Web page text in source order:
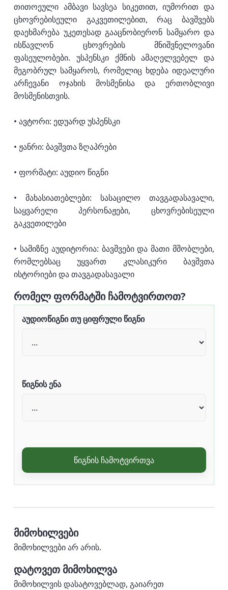
თითოეული ამბავი სავსეა სიკეთით, იუმორით და
ცხოვრებისეული გაკვეთილებით, რაც ბავშვებს
დაეხმარება უკეთესად გააცნობიერონ სამყარო და
ისწავლონ ცხოვრების მნიშვნელოვანი
ფასეულობები. უსპენსკი ქმნის ამაღელვებელ და
მეგობრულ სამყაროს, რომელიც ხდება იდეალური
არჩევანი ოჯახის მოსმენისა და ერთობლივი
მოსმენისთვის.
• ავტორი: ედუარდ უსპენსკი
• ჟანრი: ბავშვთა ზღაპრები
• ფორმატი: აუდიო წიგნი
• მახასიათებლები: სასაცილო თავგადასავალი,
საყვარელი პერსონაჟები, ცხოვრებისეული
გაკვეთილები
• სამიზნე აუდიტორია: ბავშვები და მათი მშობლები,
რომლებსაც უყვართ კლასიკური ბავშვთა
ისტორიები და თავგადასავალი
რომელ ფორმატში ჩამოტვირთოთ?
აუდიოწიგნი თუ ციფრული წიგნი
წიგნის ენა
წიგნის ჩამოტვირთვა
მიმოხილვები
მიმოხილვები არ არის.
დატოვეთ მიმოხილვა
მიმოხილვის დასატოვებლად, გაიარეთ